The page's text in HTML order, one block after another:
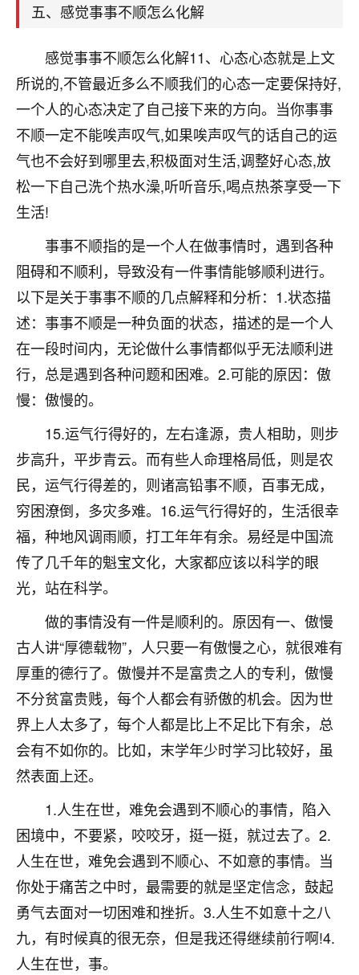
五、感觉事事不顺怎么化解
感觉事事不顺怎么化解11、心态心态就是上文
所说的,不管最近多么不顺我们的心态一定要保持好,
一个人的心态决定了自己接下来的方向。当你事事
不顺一定不能唉声叹气,如果唉声叹气的话自己的运
气也不会好到哪里去,积极面对生活,调整好心态,放
松一下自己洗个热水澡,听听音乐,喝点热茶享受一下
生活!
事事不顺指的是一个人在做事情时，遇到各种
阻碍和不顺利，导致没有一件事情能够顺利进行。
以下是关于事事不顺的几点解释和分析：1.状态描
述：事事不顺是一种负面的状态，描述的是一个人
在一段时间内，无论做什么事情都似乎无法顺利进
行，总是遇到各种问题和困难。2.可能的原因：傲
慢：傲慢的。
15.运气行得好的，左右逢源，贵人相助，则步
步高升，平步青云。而有些人命理格局低，则是农
民，运气行得差的，则诸高铅事不顺，百事无成，
穷困潦倒，多灾多难。16.运气行得好的，生活很幸
福，种地风调雨顺，打工年年有余。易经是中国流
传了几千年的魁宝文化，大家都应该以科学的眼
光，站在科学。
做的事情没有一件是顺利的。原因有一、傲慢
古人讲“厚德载物”，人只要一有傲慢之心，就很难有
厚重的德行了。傲慢并不是富贵之人的专利，傲慢
不分贫富贵贱，每个人都会有骄傲的机会。因为世
界上人太多了，每个人都是比上不足比下有余，总
会有不如你的。比如，末学年少时学习比较好，虽
然表面上还。
1.人生在世，难免会遇到不顺心的事情，陷入
困境中，不要紧，咬咬牙，挺一挺，就过去了。2.
人生在世，难免会遇到不顺心、不如意的事情。当
你处于痛苦之中时，最需要的就是坚定信念，鼓起
勇气去面对一切困难和挫折。3.人生不如意十之八
九，有时候真的很无奈，但是我还得继续前行啊!4.
人生在世，事。
3小时前 来自河北 16
付深
我是公司人事调整，有升迁机会，但同时竞争的我们
三个，找老师的时候是抱着侥幸心理，没想到老师看
着我晋升有望，我半信半疑的按照老师建议，做了化
太岁还有一个发钱粮，本来年前的人事调整，拖到年
3000，非常开心，无论如何，感恩感谢！🙏🏻
鹿森：恭喜升职加薪！！，请客吗？�
12小时前 来自北京
心心相印
我身体不太好，总是病病殃殃的，去检查又没什么大
问题，反正就是不舒服。中医西医看遍了，找不到问
题，后来无意中看到有人推荐慧来老师，跟老师聊过
之后，心情豁然开朗，也听老师建议，处理了一些因
果问题。今年以来，身体比以前好多，主要是心情好
了，老师说境随心转，现在深有体会了。
鹿森
：是的，其实跟老师聊过之后，最大的感
触，首先就是心态会变好，万般皆是命，半点
不由人！
1天前 来自四川
金白水清
我也想找老师看看，有没有人给个联系方式的啊？
鹿森：慧来老师微信：gjsy0624
12
青春168
我也想要，我也想要！
Jessica李
老师做不做超度法事？我想给我奶奶做超度，她今年
刚去世了。
七零老顽童：我母亲前年离世，刚开始我经常
做梦梦见她，后来也是朋友介绍，找到慧来老
师，安排了超度法事，做梦再也没有梦到过
了，一开始是半信半疑的，图个心安，给亡母